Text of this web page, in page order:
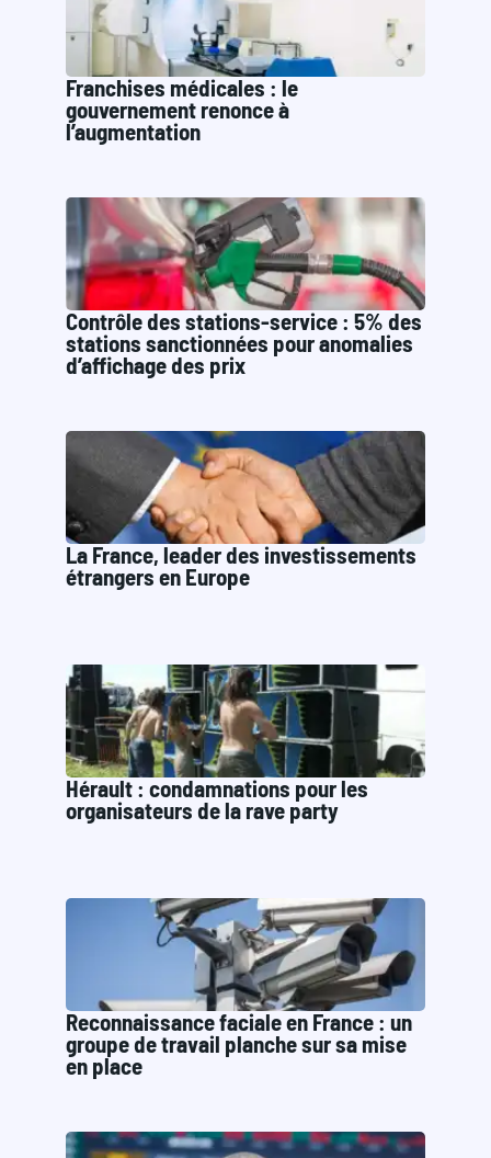
Franchises médicales : le
gouvernement renonce à
l’augmentation
Contrôle des stations-service : 5% des
stations sanctionnées pour anomalies
d’affichage des prix
La France, leader des investissements
étrangers en Europe
Hérault : condamnations pour les
organisateurs de la rave party
Reconnaissance faciale en France : un
groupe de travail planche sur sa mise
en place